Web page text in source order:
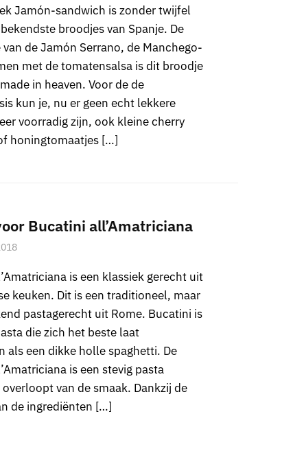
Jamón-sandwich is zonder twijfel
broodjes van Spanje. De
de Jamón Serrano, de Manchego-
met de tomatensalsa is dit broodje
in heaven. Voor de de
kun je, nu er geen echt lekkere
voorradig zijn, ook kleine cherry
honingtomaatjes […]
Bucatini all’Amatriciana
is een klassiek gerecht uit
keuken. Dit is een traditioneel, maar
pastagerecht uit Rome. Bucatini is
die zich het beste laat
als een dikke holle spaghetti. De
is een stevig pasta
van de smaak. Dankzij de
de ingrediënten […]